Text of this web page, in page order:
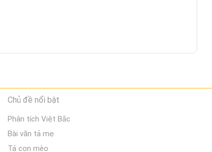
Chủ đề nổi bật
Phân tích Việt Bắc
Bài văn tả mẹ
Tả con mèo